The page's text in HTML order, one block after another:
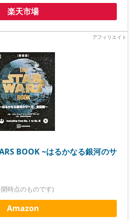
楽天市場
BOOK ~はるかなる銀河のサ
時点のものです)
Amazon